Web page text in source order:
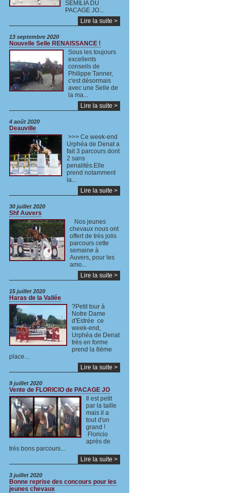
SEMILIA DU
PACAGE JO...
Lire la suite >
13 septembre 2020
Nouvelle Selle RENAISSANCE !
Sous les toujours
excellents
conseils de
Philippe Tanner,
c'est désormais
avec une Selle de
la ma...
Lire la suite >
4 août 2020
Deauville
>>> Ce week-end
Urphéa de Denat a
fait 3 parcours dont
2 sans
penalités.Elle
prend notamment
la...
Lire la suite >
30 juillet 2020
Shf Auvers
Nos jeunes
chevaux nous ont
offert de très jolis
parcours cette
semaine à
Auvers, pour les
amo...
Lire la suite >
15 juillet 2020
Haras de la Vallée
?Petit tour à
Notre Dame
d'Estrée ce
week-end,
Urphéa de Denat
très en forme
prend la 8ème
place...
Lire la suite >
9 juillet 2020
Vente de FLORICIO de PACAGE JO
Il est petit
par la taille
mais il a
tout d'un
grand !
Floricio
après de
très bons parcours...
Lire la suite >
3 juillet 2020
Bonne reprise des concours pour les
jeunes chevaux